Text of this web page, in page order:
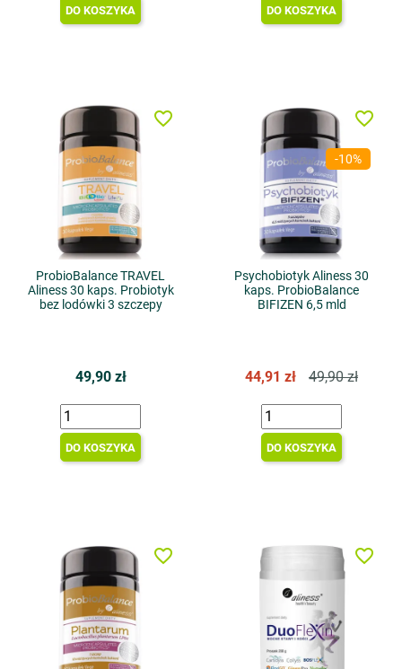
DO KOSZYKA DO KOSZYKA
ProbioBalance TRAVEL
Aliness 30 kaps. Probiotyk
bez lodówki 3 szczepy
49,90 zł
DO KOSZYKA
favorite_border
-10%
Psychobiotyk Aliness 30
kaps. ProbioBalance
BIFIZEN 6,5 mld
44,91 zł 49,90 zł
DO KOSZYKA
favorite_border
favorite_border favorite_border